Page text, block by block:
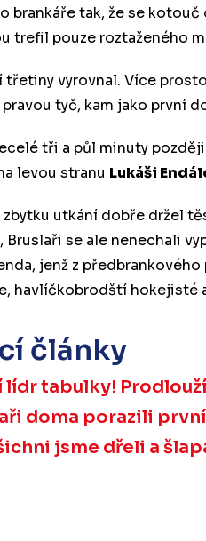
brankáře tak, že se
trefil pouze roztaženého
vyrovnal. Více
tyč, kam jako první
tři a půl minuty
levou stranu Lukáši
zbytku utkání dobře držel
Bruslaři se ale nenechali
jenž z
havlíčkobrodští hokejisté
články
lídr tabulky!
doma porazili
jsme dřeli a